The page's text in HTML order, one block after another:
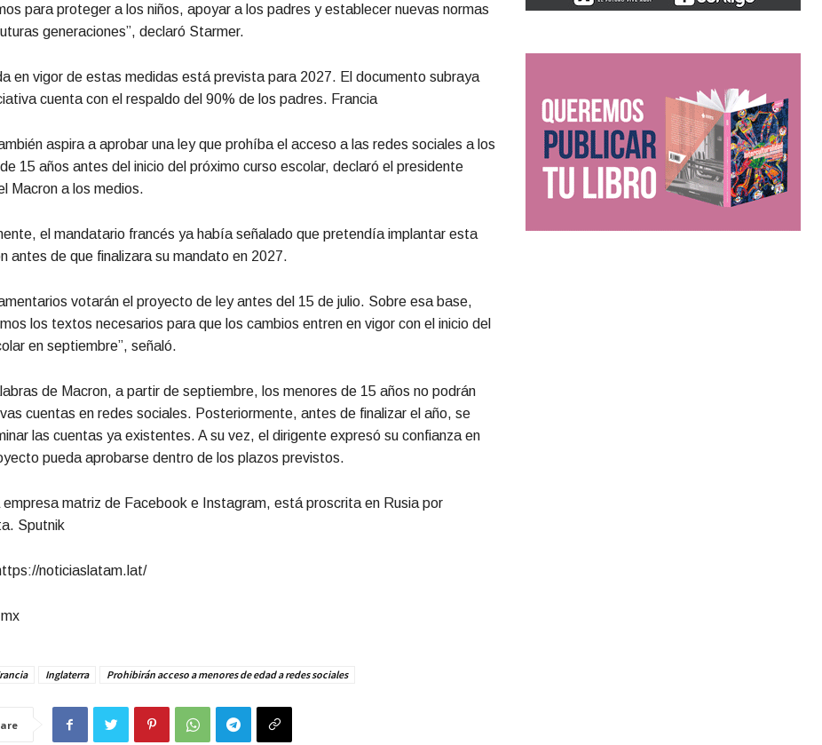
para proteger a los niños, apoyar a los padres y establecer nuevas normas
generaciones”, declaró Starmer.
en vigor de estas medidas está prevista para 2027. El documento subraya
cuenta con el respaldo del 90% de los padres. Francia
aspira a aprobar una ley que prohíba el acceso a las redes sociales a los
15 años antes del inicio del próximo curso escolar, declaró el presidente
Macron a los medios.
el mandatario francés ya había señalado que pretendía implantar esta
antes de que finalizara su mandato en 2027.
votarán el proyecto de ley antes del 15 de julio. Sobre esa base,
los textos necesarios para que los cambios entren en vigor con el inicio del
en septiembre”, señaló.
de Macron, a partir de septiembre, los menores de 15 años no podrán
cuentas en redes sociales. Posteriormente, antes de finalizar el año, se
las cuentas ya existentes. A su vez, el dirigente expresó su confianza en
pueda aprobarse dentro de los plazos previstos.
matriz de Facebook e Instagram, está proscrita en Rusia por
Sputnik
noticiaslatam.lat/
Inglaterra Prohibirán acceso a menores de edad a redes sociales